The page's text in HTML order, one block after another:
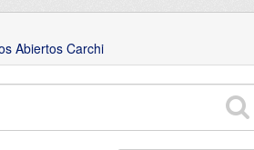
Abiertos Carchi